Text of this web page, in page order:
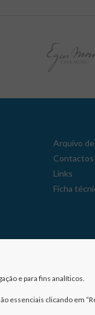
Arquivo
Contactos
Links
Ficha
e para fins analíticos.
essenciais clicando em